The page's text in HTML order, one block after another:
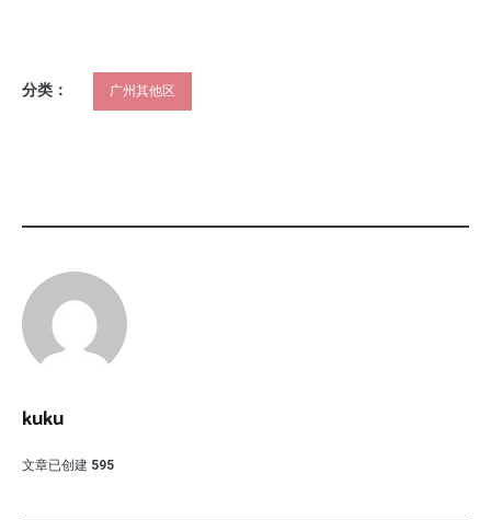
分类： 广州其他区
kuku
文章已创建 595